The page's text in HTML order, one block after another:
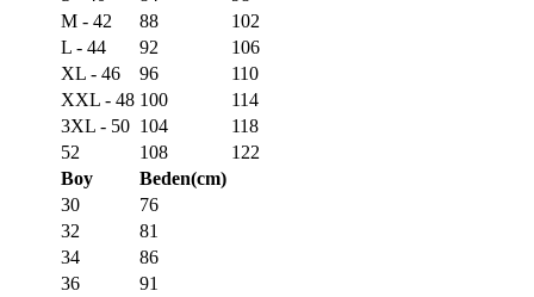
M - 42
88
102
L - 44
92
106
XL - 46
96
110
XXL - 48 100
114
3XL - 50 104
118
52
108
122
Boy
Beden(cm)
30
76
32
81
34
86
36
91